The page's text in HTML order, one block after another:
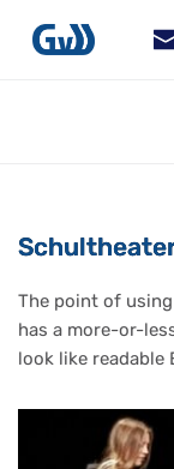
The point of
has a more-or-
look like readable